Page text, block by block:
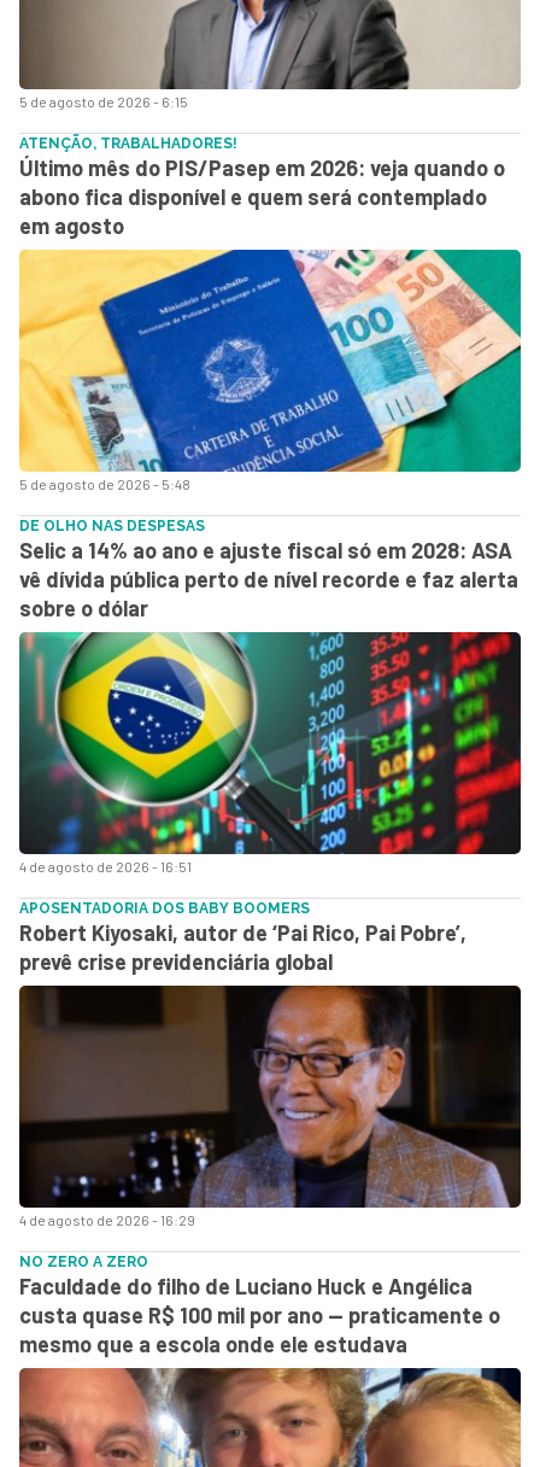
5 de agosto de 2026 - 6:15
5 de agosto de 2026 - 5:48
ATENÇÃO, TRABALHADORES!
Último mês do PIS/Pasep em 2026: veja quando o
abono fica disponível e quem será contemplado
em agosto
4 de agosto de 2026 - 16:51
DE OLHO NAS DESPESAS
Selic a 14% ao ano e ajuste fiscal só em 2028: ASA
vê dívida pública perto de nível recorde e faz alerta
sobre o dólar
4 de agosto de 2026 - 16:29
APOSENTADORIA DOS BABY BOOMERS
Robert Kiyosaki, autor de ‘Pai Rico, Pai Pobre’,
prevê crise previdenciária global
NO ZERO A ZERO
Faculdade do filho de Luciano Huck e Angélica
custa quase R$ 100 mil por ano — praticamente o
mesmo que a escola onde ele estudava